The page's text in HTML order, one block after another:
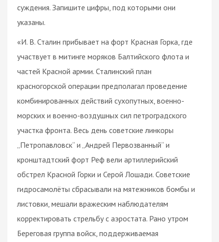
суждения. Запишите цифры, под которыми они
указаны.
«И. В. Сталин прибывает на форт Красная Горка, где
участвует в митинге моряков Балтийского флота и
частей Красной армии. Сталинский план
красногорской операции предполагал проведение
комбинированных действий сухопутных, военно-
морских и военно-воздушных сил петроградского
участка фронта. Весь день советские линкоры
„Петропавловск“ и „Андрей Первозванный“ и
кронштадтский форт Реф вели артиллерийский
обстрел Красной Горки и Серой Лошади. Советские
гидросамолёты сбрасывали на мятежников бомбы и
листовки, мешали вражеским наблюдателям
корректировать стрельбу с аэростата. Рано утром
Береговая группа войск, поддерживаемая